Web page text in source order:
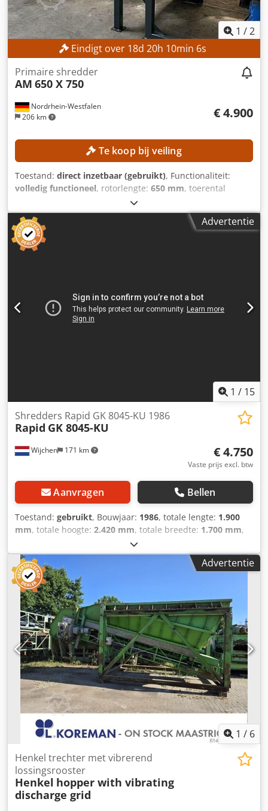
1 /2
Eindigt over 18d 20h 10min 4s
Nordrhein-Westfalen
206 km
Primaire shredder
AM 650 X 750
€ 4.900
Te koop bij veiling
Toestand: direct inzetbaar (gebruikt), Functionaliteit:
volledig functioneel, rotorlengte: 650 mm, toerental
, rotordiameter:
GEGEVENS Trechteropening: 1.850 × 1.250 mm
Trechtervolume: ca. 3,0 m³ Rotordiameter: 500 mm
Rotoroppervlakte: 650 mm Rotortoerental: ca. 160 tpm
Vermogen: afhankelijk van het materiaal
kabel Automatische ster-driehoekstarter Credezr Hylspfx
Akkef
Advertentie
1 / 15
Wijchen 171 km
Shredders Rapid GK 8045-KU 1986
Rapid GK 8045-KU
€ 4.750
Vaste prijs excl. btw
Aanvragen Bellen
Toestand: gebruikt, Bouwjaar: 1986, totale lengte: 1.900
mm, totale hoogte: 2.420 mm, totale breedte: 1.700 mm,
Kleur: Grijs Ledig gewicht: 2.000 kg - Bouwjaar: 1986 -
Documentatie aanwezig: Nee - CE certificaat aanwezig: Nee
- Serienummer: 70.144 - Vermogen hoofdmotor [kW]: 45 -
Toerental [rpm]: 1470 - Rotor breedte [mm]: 780 - Aantal
assen [st.]: 1 - Openingsmond breedte [mm]: 440 -
Openingsmond lengte [mm]: 6500 - Zeefperforatie [mm]: 7
- Aantal vaste messen [st.]: 10 - Transportafmetingen:
1900mm x 1700mm x 2420mm (l x b x h) -
Transportgewicht [kg]: 2000kg - Transportcolli [st.]: 1
Credjy Dthvspfx Akkef Financiële informatie BTW: De
getoonde prijs is exclusief BTW BTW/marge: BTW
verrekenbaar voor ondernemers Levering en inruil altijd
mogelijk van alles in de industriële sectoren Yorick Diebels
Advertentie
1 / 6
Henkel trechter met vibrerend
lossingsrooster
Henkel hopper with vibrating
discharge grid